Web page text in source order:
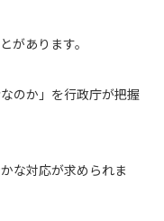
があります。
のか」を行政庁が把握
な対応が求められま